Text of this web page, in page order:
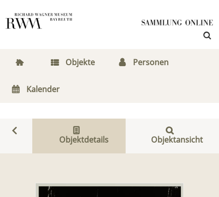
Objekte Personen
Kalender
Objektdetails Objektansicht